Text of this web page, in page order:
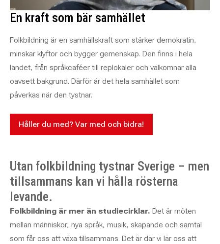
En kraft som bär samhället
Folkbildning är en samhällskraft som stärker demokratin,
minskar klyftor och bygger gemenskap. Den finns i hela
landet, från språkcaféer till replokaler och välkomnar alla
oavsett bakgrund. Därför är det hela samhället som
påverkas när den tystnar.
Håller du med? Var med och bidra!
Utan folkbildning tystnar Sverige – men
tillsammans kan vi hålla rösterna
levande.
Folkbildning är mer än studiecirklar. Det är möten
mellan människor, nya språk, musik, skapande och samtal
som får oss att växa tillsammans. Det är där vi lär oss att